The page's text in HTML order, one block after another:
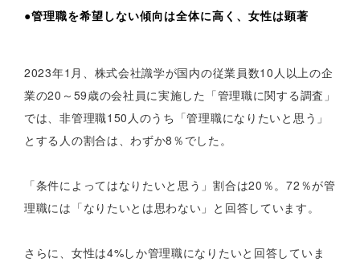
●管理職を希望しない傾向は全体に高く、女性は顕著
2023年1月、株式会社識学が国内の従業員数10人以上の企
業の20～59歳の会社員に実施した「管理職に関する調査」
では、非管理職150人のうち「管理職になりたいと思う」
とする人の割合は、わずか8％でした。
「条件によってはなりたいと思う」割合は20％。72％が管
理職には「なりたいとは思わない」と回答しています。
さらに、女性は4%しか管理職になりたいと回答していま